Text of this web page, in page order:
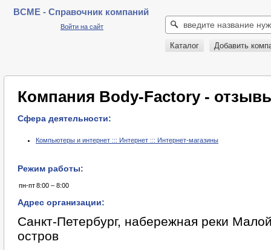
BCME - Справочник компаний
Войти на сайт
Каталог Добавить
Компания Body-Factory -
Сфера деятельности:
Компьютеры и интернет ::: Интернет ::: Интернет-магазины
Режим работы:
пн-пт8:00 – 8:00
Адрес организации:
Санкт-Петербург, набережная реки
остров